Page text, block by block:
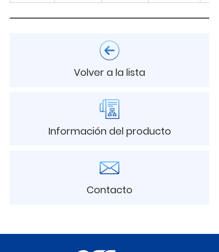
Volver a la lista
Información del producto
Contacto